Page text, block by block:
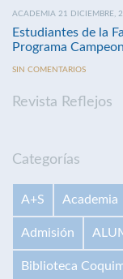
ACADEMIA 21 DICIEMBRE,
Estudiantes de la
Programa
SIN COMENTARIOS
Revista Reflejos
Categorías
A+S Academia
Admisión
Biblioteca